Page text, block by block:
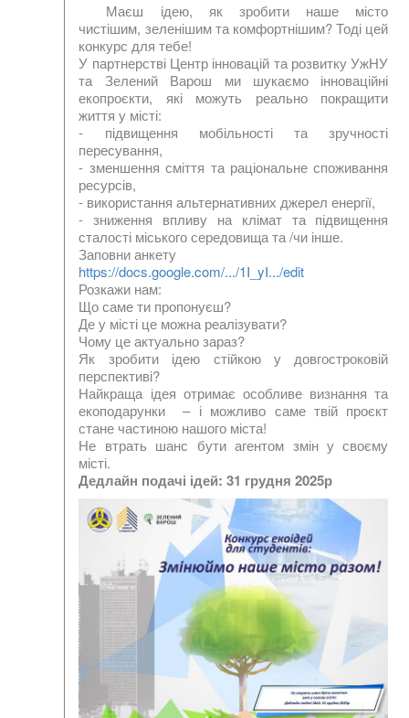
Маєш ідею, як зробити наше місто
чистішим, зеленішим та комфортнішим? Тоді цей
конкурс для тебе!
У партнерстві Центр інновацій та розвитку УжНУ
та Зелений Варош ми шукаємо інноваційні
екопроєкти, які можуть реально покращити
життя у місті:
- підвищення мобільності та зручності
пересування,
- зменшення сміття та раціональне споживання
ресурсів,
- використання альтернативних джерел енергії,
- зниження впливу на клімат та підвищення
сталості міського середовища та /чи інше.
Заповни анкету
https://docs.google.com/.../1I_yI.../edit
Розкажи нам:
Що саме ти пропонуєш?
Де у місті це можна реалізувати?
Чому це актуально зараз?
Як зробити ідею стійкою у довгостроковій
перспективі?
Найкраща ідея отримає особливе визнання та
екоподарунки – і можливо саме твій проєкт
стане частиною нашого міста!
Не втрать шанс бути агентом змін у своєму
місті.
Дедлайн подачі ідей: 31 грудня 2025р